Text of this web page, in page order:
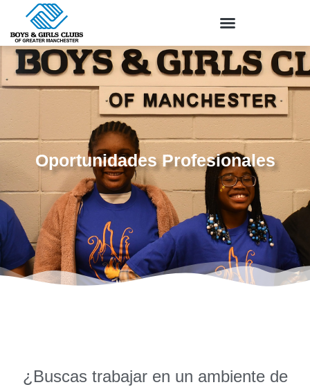
Oportunidades Profesionales
¿Buscas trabajar en un ambiente de